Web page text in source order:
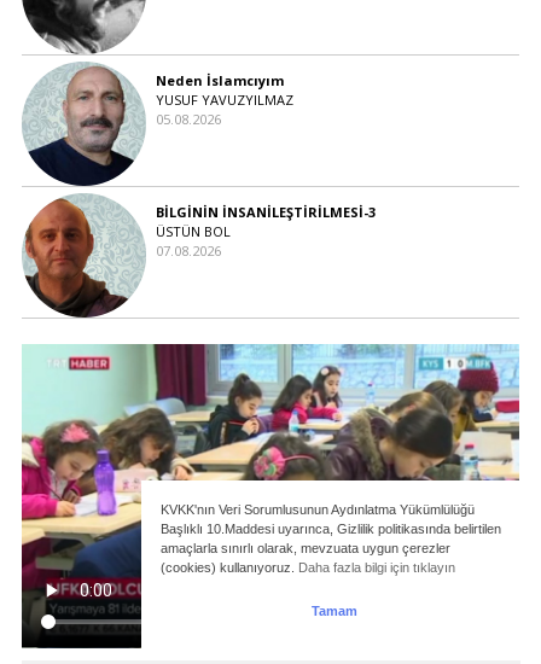
KVKK'nın Veri Sorumlusunun Aydınlatma Yükümlülüğü
Başlıklı 10.Maddesi uyarınca, Gizlilik politikasında belirtilen
amaçlarla sınırlı olarak, mevzuata uygun çerezler
(cookies) kullanıyoruz. Daha fazla bilgi için tıklayın
Tamam
Neden İslamcıyım
YUSUF YAVUZYILMAZ
05.08.2026
BİLGİNİN İNSANİLEŞTİRİLMESİ-3
ÜSTÜN BOL
07.08.2026